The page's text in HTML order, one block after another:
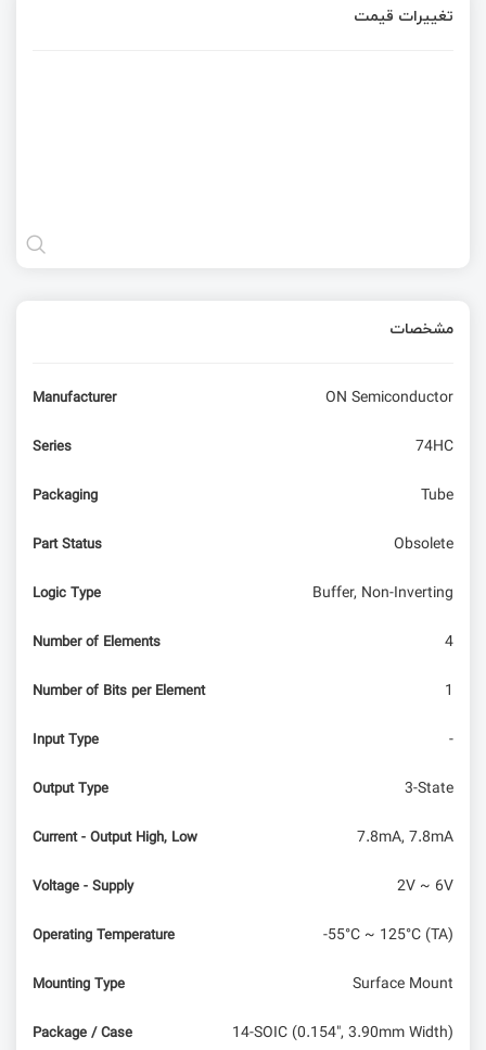
تغییرات قیمت
مشخصات
Manufacturer ON Semiconductor
Series 74HC
Packaging Tube
Part Status Obsolete
Logic Type Buffer, Non-Inverting
Number of Elements 4
Number of Bits per Element 1
Input Type -
Output Type 3-State
Current - Output High, Low 7.8mA, 7.8mA
Voltage - Supply 2V ~ 6V
Operating Temperature -55°C ~ 125°C (TA)
Mounting Type Surface Mount
Package / Case 14-SOIC (0.154", 3.90mm Width)